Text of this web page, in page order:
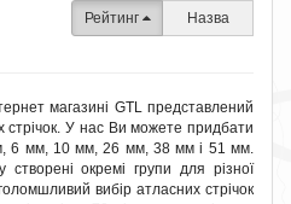
Рейтинг Назва
магазині GTL представлений
У нас Ви можете придбати
6 мм, 10 мм, 26 мм, 38 мм і 51 мм.
окремі групи для різної
вибір атласних стрічок